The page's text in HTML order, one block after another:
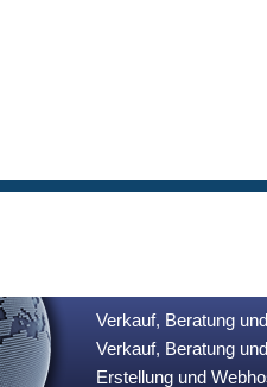
Verkauf, Beratung
Verkauf, Beratung
Erstellung und